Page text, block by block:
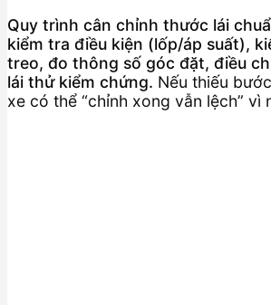
Quy trình cân chỉnh thước lái
kiểm tra điều kiện (lốp/áp suất),
treo, đo thông số góc đặt, điều
lái thử kiểm chứng. Nếu thiếu
xe có thể “chỉnh xong vẫn lệch” vì